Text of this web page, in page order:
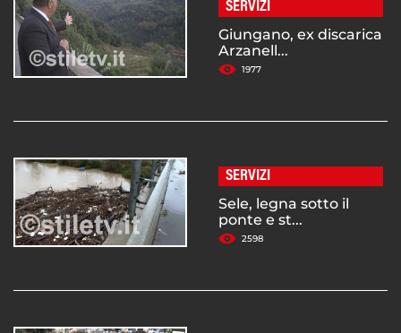
SERVIZI
Giungano, ex discarica
Arzanell...
1977
SERVIZI
Sele, legna sotto il
ponte e st...
2598